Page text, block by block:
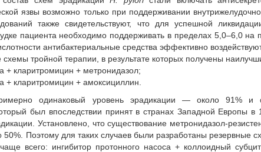
язвы возможно только при поддерживании
также свидетельствуют, что для успешной
пациента необходимо поддерживать в пределах 5,0–6,0 на
антибактериальные средства эффективно
тройной терапии, в результате которых получены
+ кларитромицин + метронидазол;
+ кларитромицин + амоксициллин.
одинаковый уровень эрадикации — около 91% и
был впоследствии принят в странах Западной Европы в
Установлено, что существование метронидазол-
50%. Поэтому для таких случаев были разработаны резервные
всего: ингибитор протонного насоса + коллоидный